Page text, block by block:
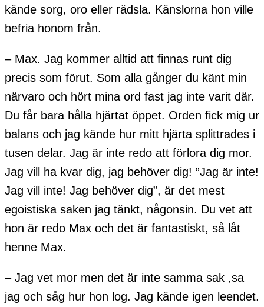
kände sorg, oro eller rädsla. Känslorna hon ville
befria honom från.
– Max. Jag kommer alltid att finnas runt dig
precis som förut. Som alla gånger du känt min
närvaro och hört mina ord fast jag inte varit där.
Du får bara hålla hjärtat öppet. Orden fick mig ur
balans och jag kände hur mitt hjärta splittrades i
tusen delar. Jag är inte redo att förlora dig mor.
Jag vill ha kvar dig, jag behöver dig! ”Jag är inte!
Jag vill inte! Jag behöver dig”, är det mest
egoistiska saken jag tänkt, någonsin. Du vet att
hon är redo Max och det är fantastiskt, så låt
henne Max.
– Jag vet mor men det är inte samma sak ,sa
jag och såg hur hon log. Jag kände igen leendet.